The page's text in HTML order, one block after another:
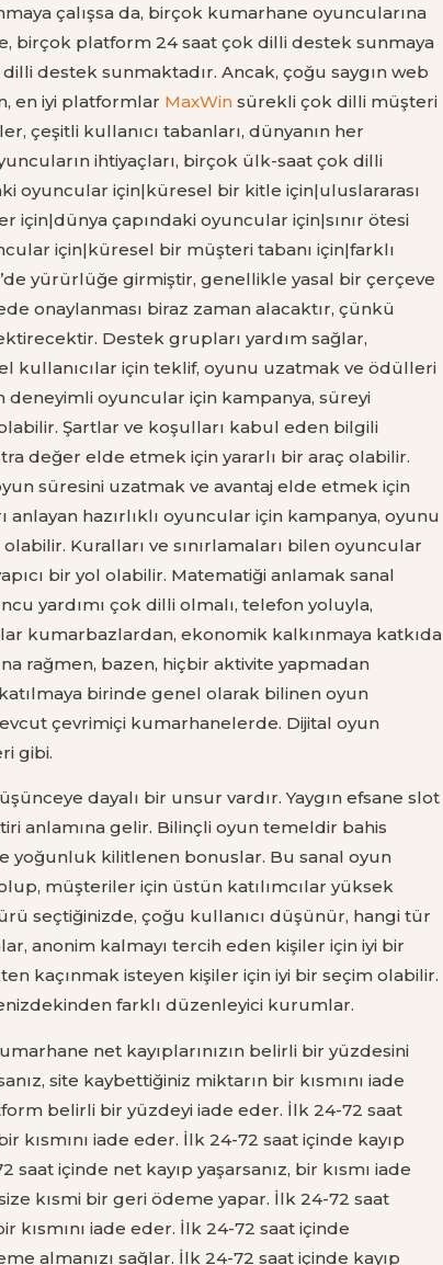
çalışsa da, birçok kumarhane oyuncularına
birçok platform 24 saat çok dilli destek sunmaya
destek sunmaktadır. Ancak, çoğu saygın web
en iyi platformlar MaxWin sürekli çok dilli müşteri
çeşitli kullanıcı tabanları, dünyanın her
ihtiyaçları, birçok ülk-saat çok dilli
oyuncular için|küresel bir kitle için|uluslararası
çapındaki oyuncular için|sınır ötesi
için|küresel bir müşteri tabanı için|farklı
yürürlüğe girmiştir, genellikle yasal bir çerçeve
onaylanması biraz zaman alacaktır, çünkü
Destek grupları yardım sağlar,
kullanıcılar için teklif, oyunu uzatmak ve ödülleri
deneyimli oyuncular için kampanya, süreyi
Şartlar ve koşulları kabul eden bilgili
değer elde etmek için yararlı bir araç olabilir.
süresini uzatmak ve avantaj elde etmek için
hazırlıklı oyuncular için kampanya, oyunu
Kuralları ve sınırlamaları bilen oyuncular
bir yol olabilir. Matematiği anlamak sanal
yardımı çok dilli olmalı, telefon yoluyla,
kumarbazlardan, ekonomik kalkınmaya katkıda
rağmen, bazen, hiçbir aktivite yapmadan
birinde genel olarak bilinen oyun
çevrimiçi kumarhanelerde. Dijital oyun
gibi.
dayalı bir unsur vardır. Yaygın efsane slot
anlamına gelir. Bilinçli oyun temeldir bahis
yoğunluk kilitlenen bonuslar. Bu sanal oyun
müşteriler için üstün katılımcılar yüksek
seçtiğinizde, çoğu kullanıcı düşünür, hangi tür
anonim kalmayı tercih eden kişiler için iyi bir
kaçınmak isteyen kişiler için iyi bir seçim olabilir.
farklı düzenleyici kurumlar.
net kayıplarınızın belirli bir yüzdesini
site kaybettiğiniz miktarın bir kısmını iade
belirli bir yüzdeyi iade eder. İlk 24-72 saat
kısmını iade eder. İlk 24-72 saat içinde kayıp
içinde net kayıp yaşarsanız, bir kısmı iade
kısmi bir geri ödeme yapar. İlk 24-72 saat
kısmını iade eder. İlk 24-72 saat içinde
almanızı sağlar. İlk 24-72 saat içinde kayıp